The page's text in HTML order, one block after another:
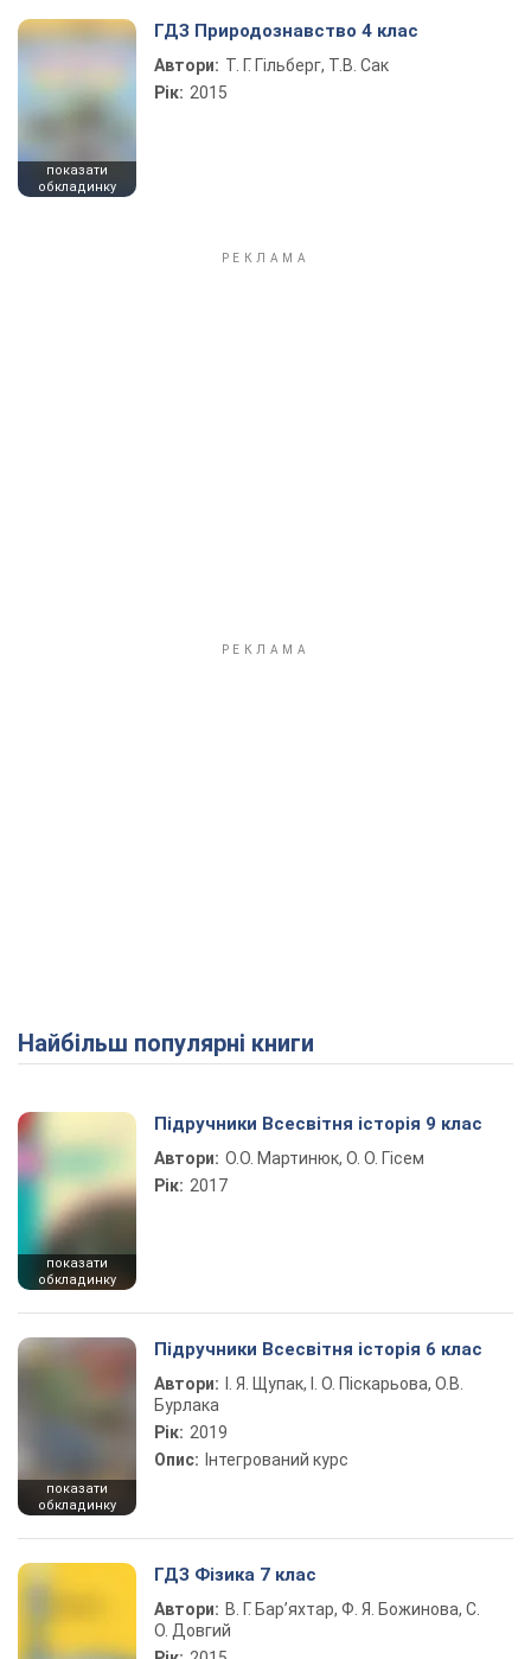
показати
обкладинку
ГДЗ Природознавство 4 клас
Автори: Т. Г. Гільберг, Т.В. Сак
Рік: 2015
Найбільш популярні книги
показати
обкладинку
Підручники Всесвітня історія 9 клас
Автори: О.О. Мартинюк, О. О. Гісем
Рік: 2017
показати
обкладинку
Підручники Всесвітня історія 6 клас
Автори:
І. Я. Щупак, І. О. Піскарьова, О.В.
Бурлака
Рік: 2019
Опис: Інтегрований курс
ГДЗ Фізика 7 клас
Автори: В. Г. Бар’яхтар, Ф. Я. Божинова, С.
О. Довгий